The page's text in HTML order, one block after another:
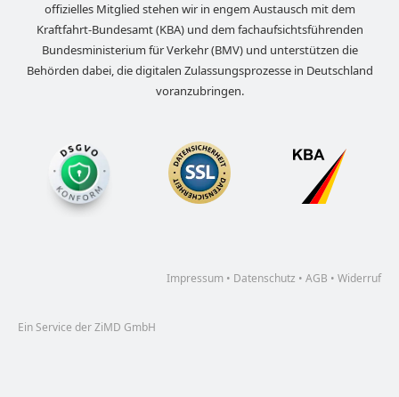
offizielles Mitglied stehen wir in engem Austausch mit dem
Kraftfahrt-Bundesamt (KBA) und dem fachaufsichtsführenden
Bundesministerium für Verkehr (BMV) und unterstützen die
Behörden dabei, die digitalen Zulassungsprozesse in Deutschland
voranzubringen.
Impressum • Datenschutz • AGB • Widerruf
Ein Service der ZiMD GmbH